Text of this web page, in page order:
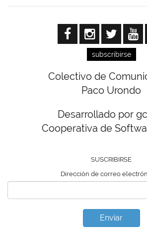
subscribirse
Colectivo de
Paco Urondo
Desarrollado por
Cooperativa de
SUSCRIBIRSE
Dirección de correo
Enviar